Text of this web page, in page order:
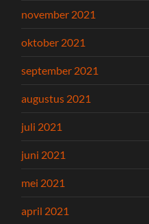
november 2021
oktober 2021
september 2021
augustus 2021
juli 2021
juni 2021
mei 2021
april 2021